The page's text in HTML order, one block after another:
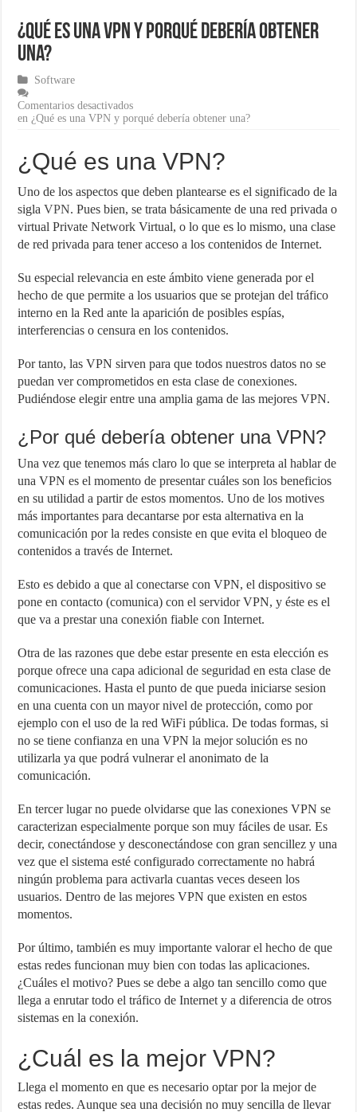
¿Cómo una pasarela de pagos puede aumentar las ventas de tu
Marketing para emprendedores
Material de Oficina que no puede faltar en tu negocio
¿Qué es una VPN y porqué debería obtener
una?
Software
Comentarios desactivados
en ¿Qué es una VPN y porqué debería obtener una?
¿Qué es una VPN?
Uno de los aspectos que deben plantearse es el significado de la
siglaVPN. Pues bien, se trata básicamente de una red privada o
virtual Private Network Virtual, o lo que es lo mismo, una clase
de red privada para tener acceso a los contenidos de Internet.
Su especial relevancia en este ámbito viene generada por el
hecho de que permite a los usuarios que se protejan del tráfico
interno en la Red ante la aparición de posibles espías,
interferencias o censura en los contenidos.
Por tanto, las VPN sirven para que todos nuestros datos no se
puedan ver comprometidos en esta clase de conexiones.
Pudiéndose elegir entre una amplia gama de las mejores VPN.
¿Por qué debería obtener una VPN?
Una vez que tenemos más claro lo que se interpreta al hablar de
una VPN es el momento de presentar cuáles son los beneficios
en su utilidad a partir de estos momentos. Uno de los motives
más importantes para decantarse por esta alternativa en la
comunicación por la redes consiste en que evita el bloqueo de
contenidos a través de Internet.
Esto es debido a que al conectarse con VPN, el dispositivo se
pone en contacto (comunica) con el servidor VPN, y éste es el
que va a prestar una conexión fiable con Internet.
Otra de las razones que debe estar presente en esta elección es
porque ofrece una capa adicional de seguridad en esta clase de
comunicaciones. Hasta el punto de que pueda iniciarse sesion
en una cuenta con un mayor nivel de protección, como por
ejemplo con el uso de la red WiFi pública. De todas formas, si
no se tiene confianza en una VPN la mejor solución es no
utilizarla ya que podrá vulnerar el anonimato de la
comunicación.
En tercer lugar no puede olvidarse que las conexiones VPN se
caracterizan especialmente porque son muy fáciles de usar. Es
decir, conectándose y desconectándose con gran sencillez y una
vez que el sistema esté configurado correctamente no habrá
ningún problema para activarla cuantas veces deseen los
usuarios. Dentro de las mejores VPN que existen en estos
momentos.
Por último, también es muy importante valorar el hecho de que
estas redes funcionan muy bien con todas las aplicaciones.
¿Cuáles el motivo? Pues se debe a algo tan sencillo como que
llega a enrutar todo el tráfico de Internet y a diferencia de otros
sistemas en la conexión.
¿Cuál es la mejor VPN?
Llega el momento en que es necesario optar por la mejor de
estas redes. Aunque sea una decisión no muy sencilla de llevar